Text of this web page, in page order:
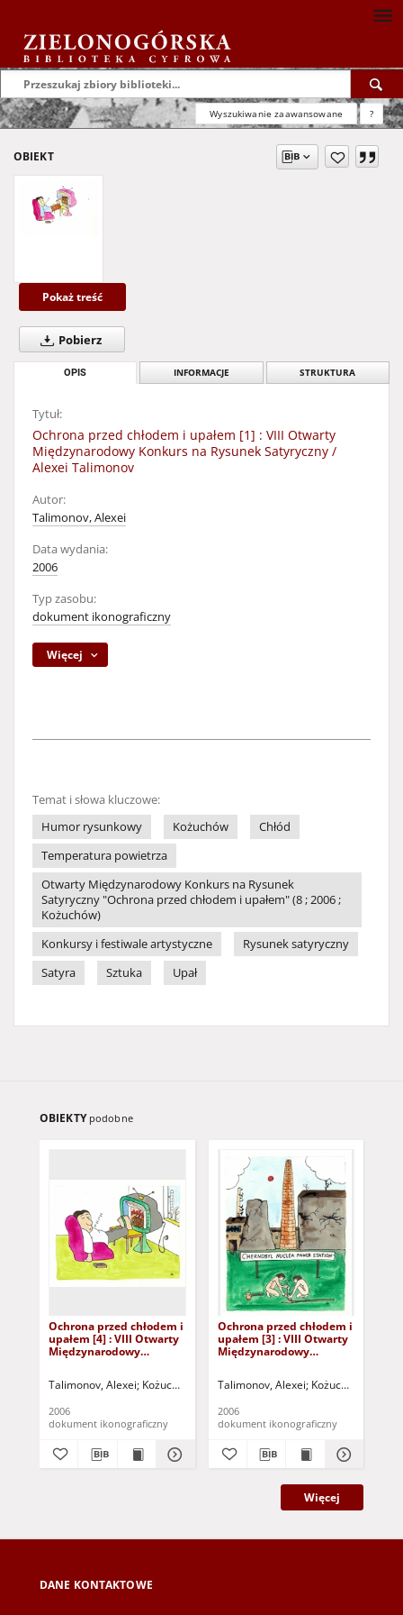
Wyszukiwanie zaawansowane ?
OBIEKT
Pokaż treść
Pobierz
OPIS INFORMACJE STRUKTURA
Tytuł:
Ochrona przed chłodem i upałem [1] : VIII Otwarty
Międzynarodowy Konkurs na Rysunek Satyryczny /
Alexei Talimonov
Autor:
Talimonov, Alexei
Data wydania:
2006
Typ zasobu:
dokument ikonograficzny
Więcej
Temat i słowa kluczowe:
Humor rysunkowy
Kożuchów
Chłód
Temperatura powietrza
Otwarty Międzynarodowy Konkurs na Rysunek
Satyryczny "Ochrona przed chłodem i upałem" (8 ; 2006 ;
Kożuchów)
Konkursy i festiwale artystyczne
Rysunek satyryczny
Satyra
Sztuka Upał
OBIEKTY podobne
Ochrona przed chłodem i
upałem [4] : VIII Otwarty
Międzynarodowy
Talimonov
Talimonov, Alexei Kożuchowski Ośrodek Kultury i Sportu "Zamek"
2006
dokument ikonograficzny
Ochrona przed chłodem i
upałem [3] : VIII Otwarty
Międzynarodowy
Talimonov
Talimonov, Alexei Kożuchowski
2006
dokument ikonograficzny
Więcej
DANE KONTAKTOWE